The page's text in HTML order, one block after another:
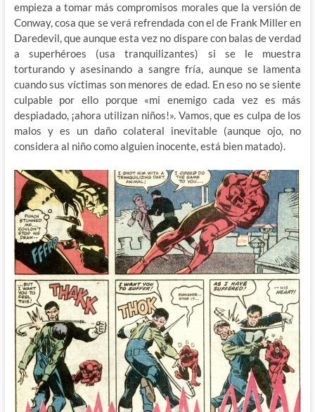
empieza a tomar más compromisos morales que la versión de
Conway, cosa que se verá refrendada con el de Frank Miller en
Daredevil, que aunque esta vez no dispare con balas de verdad
a superhéroes (usa tranquilizantes) si se le muestra
torturando y asesinando a sangre fría, aunque se lamenta
cuando sus víctimas son menores de edad. En eso no se siente
culpable por ello porque «mi enemigo cada vez es más
despiadado, ¡ahora utilizan niños!». Vamos, que es culpa de los
malos y es un daño colateral inevitable (aunque ojo, no
considera al niño como alguien inocente, está bien matado).